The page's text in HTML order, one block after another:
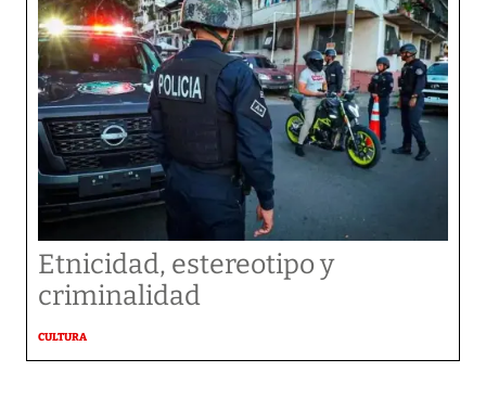
Etnicidad, estereotipo y
criminalidad
CULTURA